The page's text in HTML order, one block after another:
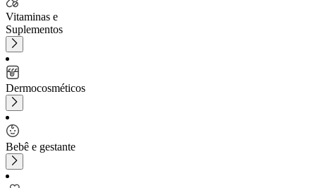
Vitaminas e
Suplementos
Dermocosméticos
Bebê e gestante